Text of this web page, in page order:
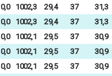
0,0 1002,3 29,4 37
31,3
0,0 1002,3 29,4 37
31,3
0,0 1002,1 29,5 37
30,9
0,0 1002,1 29,5 37
30,9
0,0 1002,1 29,5 37
30,9